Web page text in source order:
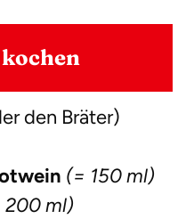
den Bräter)
(= 150 ml)
200 ml)